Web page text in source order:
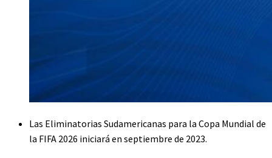
Las Eliminatorias Sudamericanas para la Copa Mundial de
la FIFA 2026 iniciará en septiembre de 2023.